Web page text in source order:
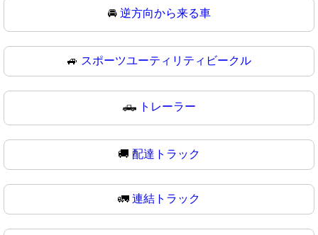
🚘 逆方向から来る車
🚙 スポーツユーティリティビークル
🛻 トレーラー
🚚 配達トラック
🚛 連結トラック